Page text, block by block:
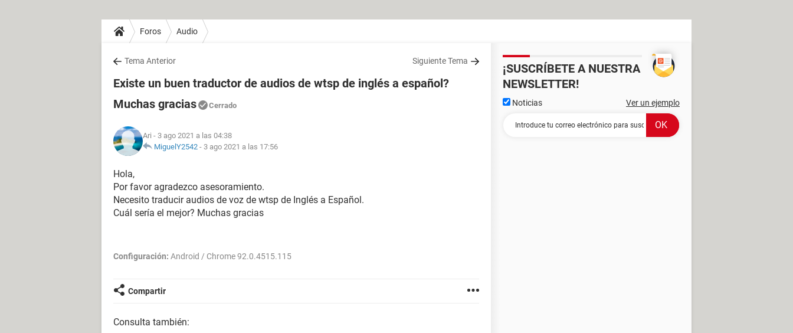
Foros Audio
Tema Anterior Siguiente Tema
Existe un buen traductor de audios de wtsp de inglés a español?
Muchas gracias
Cerrado
Ari - 3 ago 2021 a las 04:38
MiguelY2542 - 3 ago 2021 a las 17:56
Hola,
Por favor agradezco asesoramiento.
Necesito traducir audios de voz de wtsp de Inglés a Español.
Cuál sería el mejor? Muchas gracias
Configuración: Android / Chrome 92.0.4515.115
Compartir
Consulta también:
¡SUSCRÍBETE A NUESTRA
NEWSLETTER!
Noticias Ver un ejemplo